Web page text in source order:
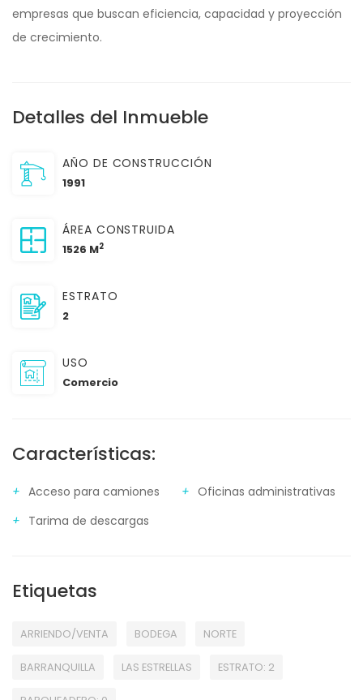
empresas que buscan eficiencia, capacidad y proyección
de crecimiento.
Detalles del Inmueble
AÑO DE CONSTRUCCIÓN
1991
ÁREA CONSTRUIDA
1526 M2
ESTRATO
2
USO
Comercio
Características:
Acceso para camiones
Oficinas administrativas
Tarima de descargas
Etiquetas
ARRIENDO/VENTA BODEGA NORTE
BARRANQUILLA LAS ESTRELLAS ESTRATO: 2